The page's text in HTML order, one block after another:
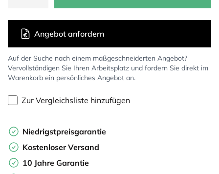
Auf der Suche nach einem maßgeschneiderten Angebot?
Vervollständigen Sie Ihren Arbeitsplatz und fordern Sie direkt im
Warenkorb ein persönliches Angebot an.
Angebot anfordern
Zur Vergleichsliste hinzufügen
Niedrigstpreisgarantie
Kostenloser Versand
10 Jahre Garantie